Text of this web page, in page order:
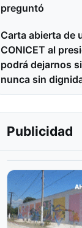
preguntó
Carta abierta de
CONICET al
podrá dejarnos
nunca sin
Publicidad